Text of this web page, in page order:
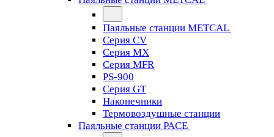
Паяльные станции METCAL
Серия CV
Серия MX
Серия MFR
PS-900
Серия GT
Наконечники
Термовоздушные станции
Паяльные станции PACE